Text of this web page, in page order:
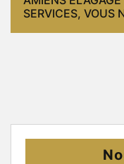
SERVICES, VOUS